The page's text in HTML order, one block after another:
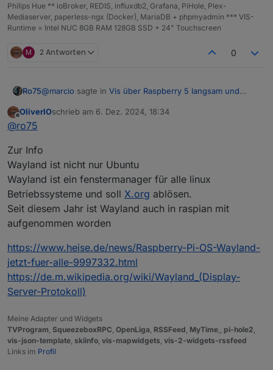
Philips Hue ** ioBroker, REDIS, influxdb2, Grafana, PiHole, Plex-
Mediaserver, paperless-ngx (Docker), MariaDB + phpmyadmin *** VIS-
Runtime = Intel NUC 8GB RAM 128GB SSD + 24" Touchscreen
M 2 Antworten 0
Ro75@marcio sagte in Vis über Raspberry 5 langsam und
Wie sieht das bei dir aus (VIS >> Setup >>
Einstellungen)?
Ro75.
Offline
OliverIOschrieb am 6. Dez. 2024, 18:34
zuletzt editiert von
@ro75
Zur Info
Wayland ist nicht nur Ubuntu
Wayland ist ein fenstermanager für alle linux
Betriebssysteme und soll X.org ablösen.
Seit diesem Jahr ist Wayland auch in raspian mit
aufgenommen worden
https://www.heise.de/news/Raspberry-Pi-OS-Wayland-
jetzt-fuer-alle-9997332.html
https://de.m.wikipedia.org/wiki/Wayland_(Display-
Server-Protokoll)
Meine Adapter und Widgets
TVProgram SqueezeboxRPC OpenLiga RSSFeed MyTime pi-hole2
vis-json-template skiinfo vis-mapwidgets vis-2-widgets-rssfeed
Links im Profil